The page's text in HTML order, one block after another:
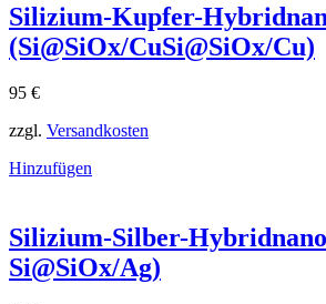
Silizium-Kupfer-
(Si@SiOx/CuSi@SiOx​/Cu)
95 €
zzgl. Versandkosten
Hinzufügen
Silizium-Silber-
Si@SiOx/Ag)